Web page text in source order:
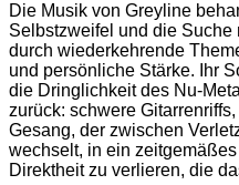
Die Musik von Greyline
Selbstzweifel und die
durch wiederkehrende
und persönliche Stärke. Ihr
die Dringlichkeit des Nu-
zurück: schwere
Gesang, der zwischen
wechselt, in ein
Direktheit zu verlieren, die